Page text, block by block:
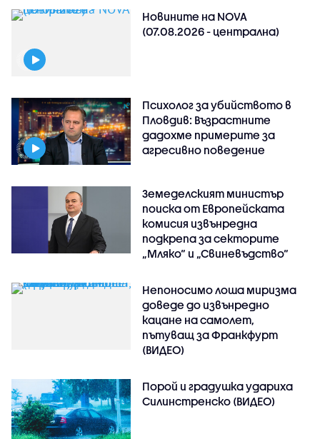
Новините на NOVA
(07.08.2026 - централна)
Психолог за убийството в
Пловдив: Възрастните
дадохме примерите за
агресивно поведение
Земеделският министър
поиска от Европейската
комисия извънредна
подкрепа за секторите
„Мляко“ и „Свиневъдство“
Непоносимо лоша миризма
доведе до извънредно
кацане на самолет,
пътуващ за Франкфурт
(ВИДЕО)
Порой и градушка удариха
Силинстренско (ВИДЕО)